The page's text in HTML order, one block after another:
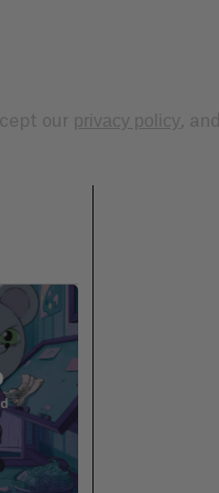
our privacy policy,